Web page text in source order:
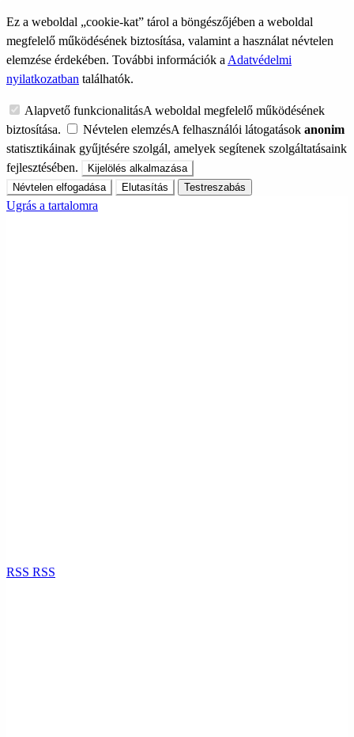
Ez a weboldal „cookie-kat” tárol a böngészőjében a weboldal
megfelelő működésének biztosítása, valamint a használat névtelen
elemzése érdekében. További információk a Adatvédelmi
nyilatkozatban találhatók.
Alapvető funkcionalitásA weboldal megfelelő működésének
biztosítása.
Névtelen elemzésA felhasználói látogatások anonim
statisztikáinak gyűjtésére szolgál, amelyek segítenek szolgáltatásaink
fejlesztésében.
Kijelölés alkalmazása
Névtelen elfogadása
Elutasítás Testreszabás
Ugrás a tartalomra
RSS RSS